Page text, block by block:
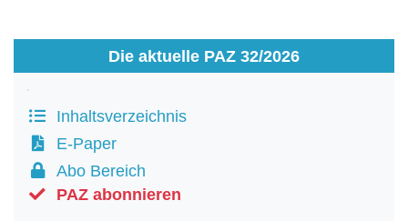
Die aktuelle PAZ 32/2026
Inhaltsverzeichnis
E-Paper
Abo Bereich
PAZ abonnieren